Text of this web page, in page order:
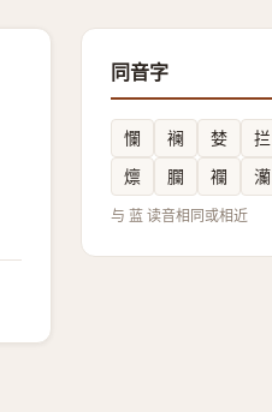
同音字
㦨 襕 婪 拦
燷
䑌 襴 灡
与 蓝 读音相同或相近